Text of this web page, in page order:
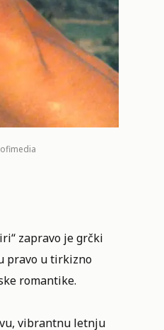
zapravo je grčki
pravo u tirkizno
romantike.
vibrantnu letnju